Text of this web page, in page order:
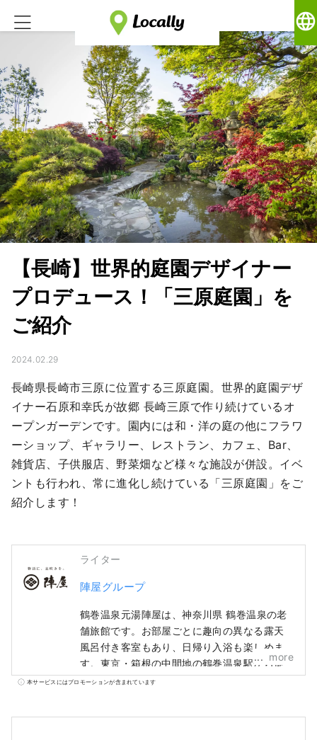
language
【長崎】世界的庭園デザイナー
プロデュース！「三原庭園」を
ご紹介
2024.02.29
長崎県長崎市三原に位置する三原庭園。世界的庭園デザ
イナー石原和幸氏が故郷 長崎三原で作り続けているオ
ープンガーデンです。園内には和・洋の庭の他にフラワ
ーショップ、ギャラリー、レストラン、カフェ、Bar、
雑貨店、子供服店、野菜畑など様々な施設が併設。イベ
ントも行われ、常に進化し続けている「三原庭園」をご
紹介します！
ライター
陣屋グループ
鶴巻温泉元湯陣屋は、神奈川県 鶴巻温泉の老
舗旅館です。お部屋ごとに趣向の異なる露天
風呂付き客室もあり、日帰り入浴も楽しめま
す。東京・箱根の中間地の鶴巻温泉駅から徒
歩5分、アクセスも抜群です。 陣屋グループ
more
本サービスにはプロモーションが含まれています